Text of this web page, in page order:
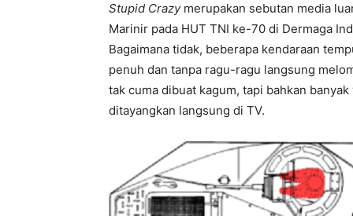
Stupid Crazymerupakan sebutan media
Marinir pada HUT TNI ke-70 di Dermaga
Bagaimana tidak, beberapa kendaraan
penuh dan tanpa ragu-ragu langsung
tak cuma dibuat kagum, tapi bahkan
ditayangkan langsung di TV.